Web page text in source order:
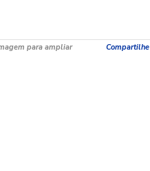
para ampliar Compartilhe